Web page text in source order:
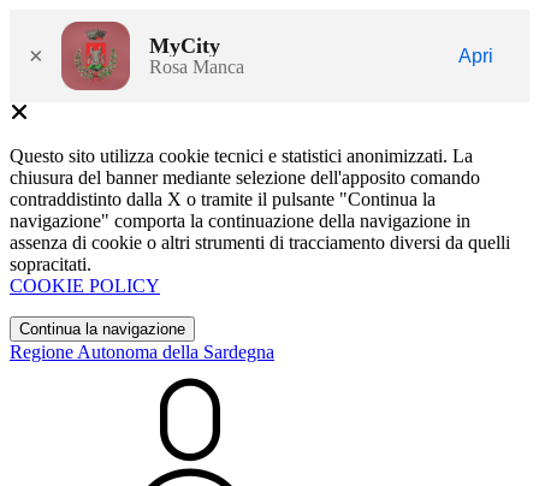
× MyCity
Rosa Manca
Apri
Questo sito utilizza cookie tecnici e statistici anonimizzati. La
chiusura del banner mediante selezione dell'apposito comando
contraddistinto dalla X o tramite il pulsante "Continua la
navigazione" comporta la continuazione della navigazione in
assenza di cookie o altri strumenti di tracciamento diversi da quelli
sopracitati.
COOKIE POLICY
Continua la navigazione
Regione Autonoma della Sardegna